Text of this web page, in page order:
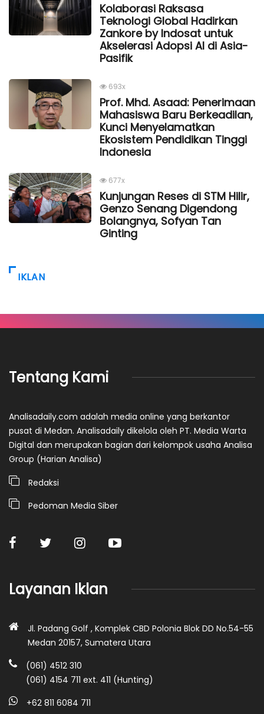
Kolaborasi Raksasa
Teknologi Global Hadirkan
Zankore by Indosat untuk
Akselerasi Adopsi AI di Asia-
Pasifik
693x
Prof. Mhd. Asaad: Penerimaan
Mahasiswa Baru Berkeadilan,
Kunci Menyelamatkan
Ekosistem Pendidikan Tinggi
Indonesia
677x
Kunjungan Reses di STM Hilir,
Genzo Senang Digendong
Bolangnya, Sofyan Tan
Ginting
IKLAN
Tentang Kami
Analisadaily.com adalah media online yang berkantor
pusat di Medan. Analisadaily dikelola oleh PT. Media Warta
Digital dan merupakan bagian dari kelompok usaha Analisa
Group (Harian Analisa)
Redaksi
Pedoman Media Siber
Layanan Iklan
Jl. Padang Golf , Komplek CBD Polonia Blok DD No.54-55
Medan 20157, Sumatera Utara
(061) 4512 310
(061) 4154 711 ext. 411 (Hunting)
+62 811 6084 711